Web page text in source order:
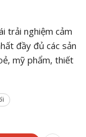
trải nghiệm cảm
đầy đủ các sản
mỹ phẩm, thiết